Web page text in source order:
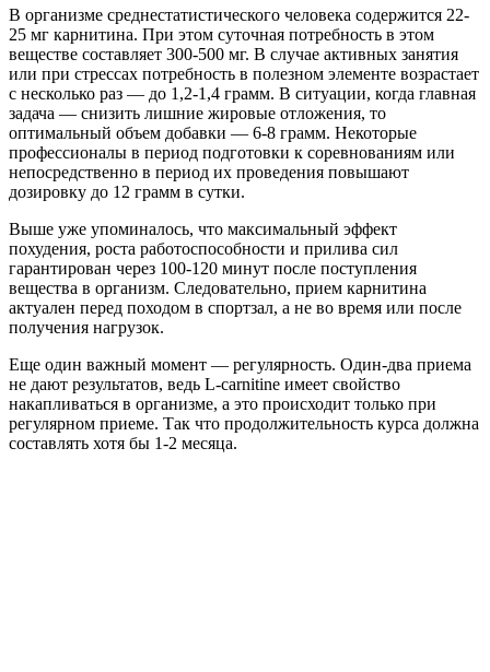
В организме среднестатистического человека содержится 22-
25 мг карнитина. При этом суточная потребность в этом
веществе составляет 300-500 мг. В случае активных занятия
или при стрессах потребность в полезном элементе возрастает
с несколько раз — до 1,2-1,4 грамм. В ситуации, когда главная
задача — снизить лишние жировые отложения, то
оптимальный объем добавки — 6-8 грамм. Некоторые
профессионалы в период подготовки к соревнованиям или
непосредственно в период их проведения повышают
дозировку до 12 грамм в сутки.
Выше уже упоминалось, что максимальный эффект
похудения, роста работоспособности и прилива сил
гарантирован через 100-120 минут после поступления
вещества в организм. Следовательно, прием карнитина
актуален перед походом в спортзал, а не во время или после
получения нагрузок.
Еще один важный момент — регулярность. Один-два приема
не дают результатов, ведь L-carnitine имеет свойство
накапливаться в организме, а это происходит только при
регулярном приеме. Так что продолжительность курса должна
составлять хотя бы 1-2 месяца.